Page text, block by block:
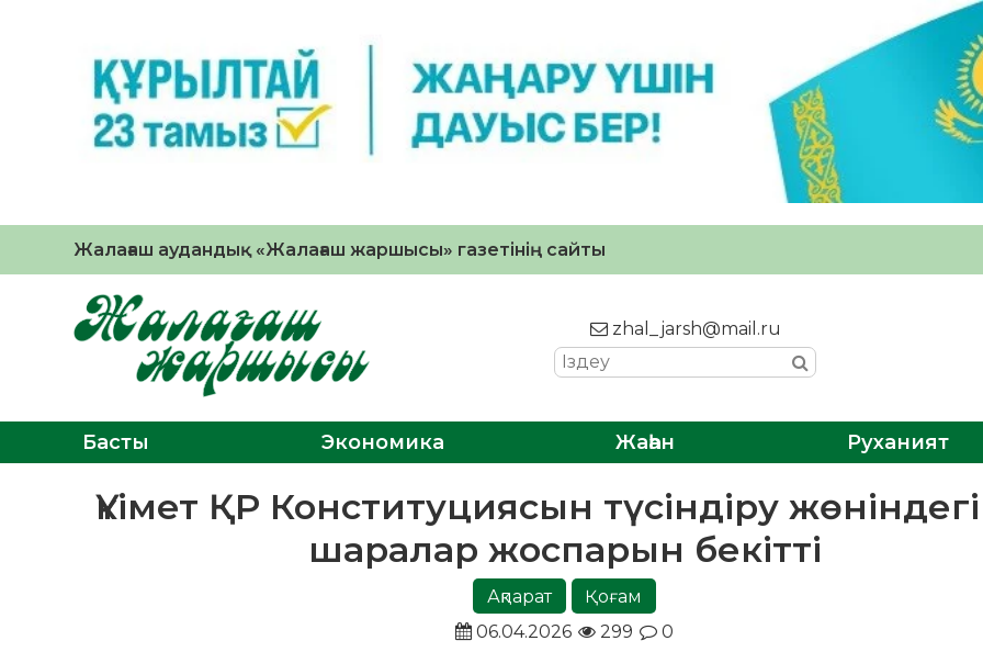
Жалағаш аудандық «Жалағаш жаршысы» газетінің сайты
zhal_jarsh@mail.ru
Басты Экономика Жаһан Руханият
Үкімет ҚР Конституциясын түсіндіру жөніндегі
шаралар жоспарын бекітті
Ақпарат
Қоғам
06.04.2026
299 0